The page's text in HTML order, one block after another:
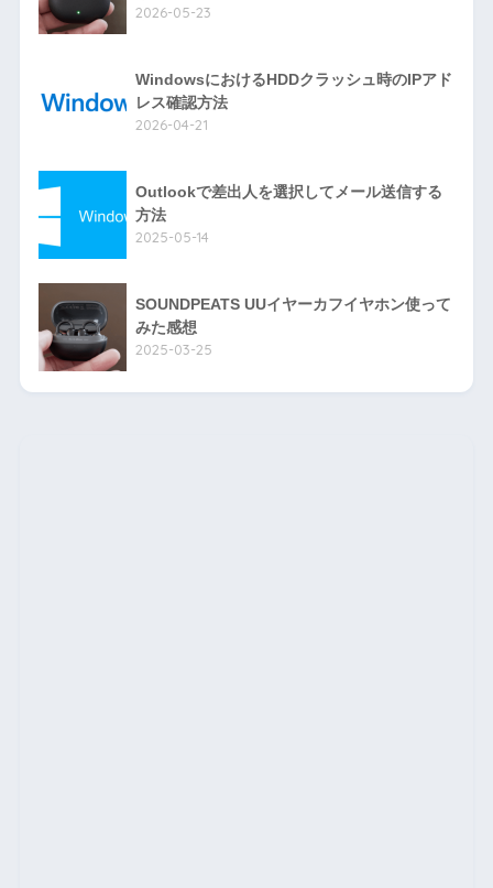
2026-05-23
WindowsにおけるHDDクラッシュ時のIPアド
レス確認方法
2026-04-21
Outlookで差出人を選択してメール送信する
方法
2025-05-14
SOUNDPEATS UUイヤーカフイヤホン使って
みた感想
2025-03-25